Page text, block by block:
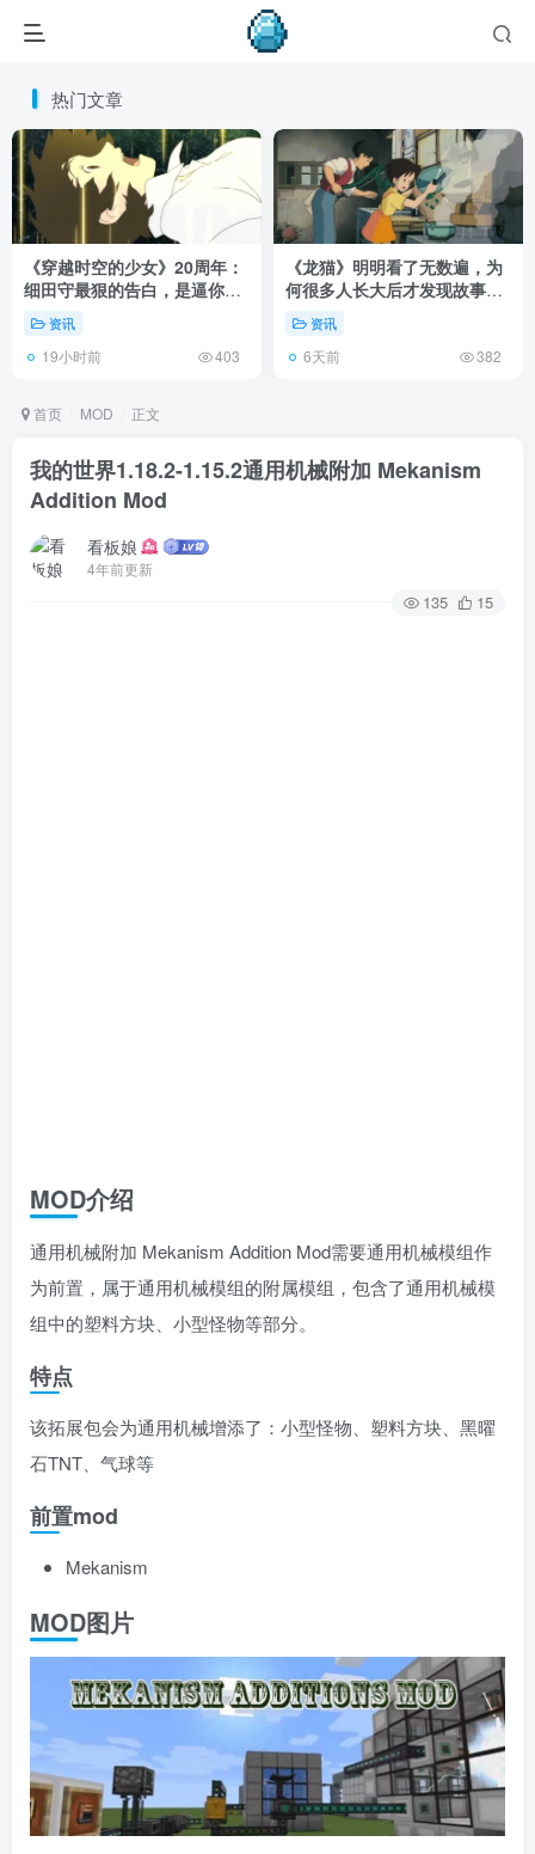
热门文章
《穿越时空的少女》20周年：
细田守最狠的告白，是逼你承
认有些夏天回不去了！
资讯
19小时前 403
《龙猫》明明看了无数遍，为
何很多人长大后才发现故事根
本不在 1988 年！
资讯
6天前 382
首页 MOD 正文
我的世界1.18.2-1.15.2通用机械附加 Mekanism
Addition Mod
看板娘
4年前更新
135 15
MOD介绍
通用机械附加 Mekanism Addition Mod需要通用机械模组作
为前置，属于通用机械模组的附属模组，包含了通用机械模
组中的塑料方块、小型怪物等部分。
特点
该拓展包会为通用机械增添了：小型怪物、塑料方块、黑曜
石TNT、气球等
前置mod
Mekanism
MOD图片